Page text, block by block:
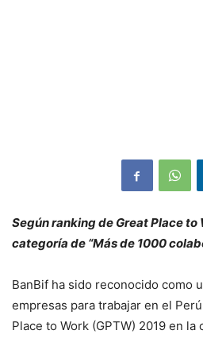
Según ranking de Great Place to
categoría de “Más de 1000
BanBif ha sido reconocido como
empresas para trabajar en el
Place to Work (GPTW) 2019 en la